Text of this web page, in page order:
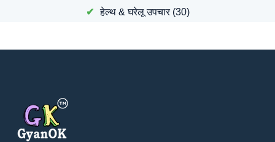
हेल्थ & घरेलू उपचार(30)